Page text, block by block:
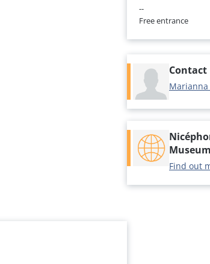
--
Free entrance
Contact
Museum
Find out